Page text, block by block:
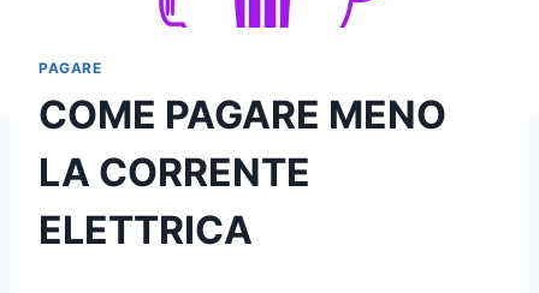
PAGARE
COME PAGARE MENO
LA CORRENTE
ELETTRICA